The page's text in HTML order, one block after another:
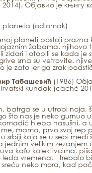
Објавио је књигу
planeta (odlomak)
planeti postoji prazna
žabama. njihovo
zidari i otopili se kada je
srna su vetrovite.
je zato jer ga zrak
Табашевић(1986)
kundak (caché
batrga se u utrobi noja,
što nas je neko gurnuo
hleba nasušni, a
mama, prvo svoj rep
srbiji koja se u sebi
jednim velikim
kafu kolektivcima,
leđa vremena, trebalo
neko mora, kad